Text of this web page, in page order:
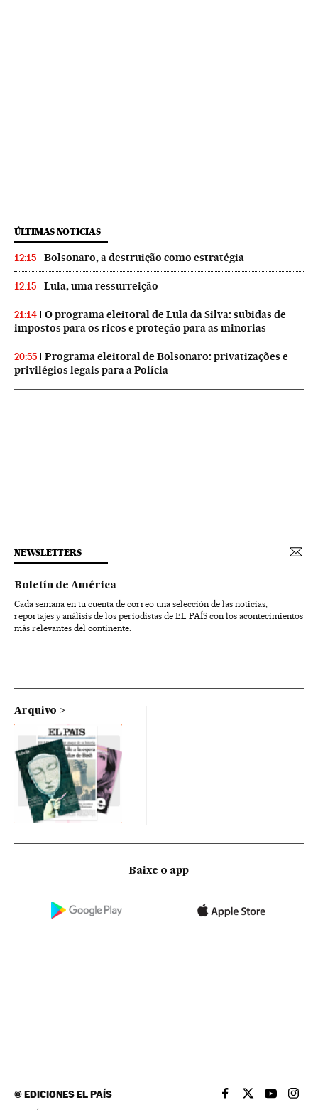
ÚLTIMAS NOTICIAS
12:15 Bolsonaro, a destruição como estratégia
12:15 Lula, uma ressurreição
21:14
O programa eleitoral de Lula da Silva: subidas de
impostos para os ricos e proteção para as minorias
20:55
Programa eleitoral de Bolsonaro: privatizações e
privilégios legais para a Polícia
NEWSLETTERS
Boletín de América
Cada semana en tu cuenta de correo una selección de las noticias,
reportajes y análisis de los periodistas de EL PAÍS con los acontecimientos
más relevantes del continente.
Arquivo
Baixe o app
©EDICIONES EL PAÍS EL PAÍS BRASIL EN
EL PAÍSEL PAÍS
EL